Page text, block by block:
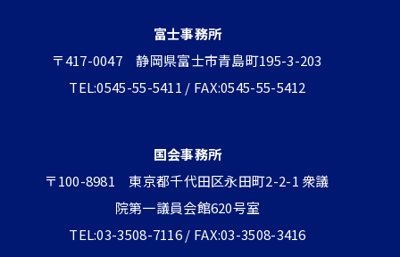
富士事務所
〒417-0047 静岡県富士市青島町195-3-203
TEL:0545-55-5411 / FAX:0545-55-5412
国会事務所
〒100-8981 東京都千代田区永田町2-2-1 衆議
院第一議員会館620号室
TEL:03-3508-7116 / FAX:03-3508-3416